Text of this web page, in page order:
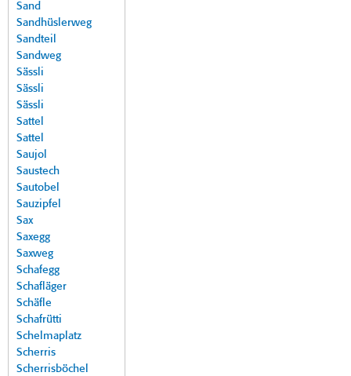
Sand
Sandhüslerweg
Sandteil
Sandweg
Sässli
Sässli
Sässli
Sattel
Sattel
Saujol
Saustech
Sautobel
Sauzipfel
Sax
Saxegg
Saxweg
Schafegg
Schafläger
Schäfle
Schafrütti
Schelmaplatz
Scherris
Scherrisböchel